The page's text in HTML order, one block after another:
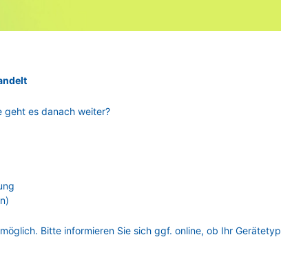
geht es danach weiter?
Bitte informieren Sie sich ggf. online, ob Ihr Gerätetyp